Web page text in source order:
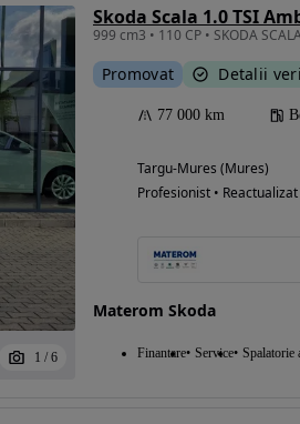
1 / 6
Skoda Scala 1.0 TSI
Promovat Detalii
77 000 km
Targu-Mures (Mures)
Profesionist • Reactualizat
Materom Skoda
Finantare Service Spalatorie